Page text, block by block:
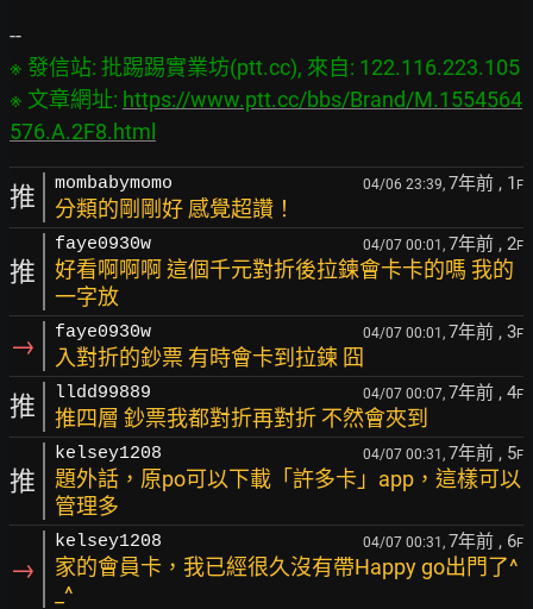
※ 發信站: 批踢踢實業坊(ptt.cc), 來自: 122.116.223.105
※ 文章網址: https://www.ptt.cc/bbs/Brand/M.1554564
576.A.2F8.html
推 mombabymomo 04/06 23:39, 7年前 , 1 F
分類的剛剛好 感覺超讚！
推
faye0930w 04/07 00:01, 7年前 , 2F
好看啊啊啊 這個千元對折後拉鍊會卡卡的嗎 我的
一字放
→ faye0930w 04/07 00:01, 7年前 , 3F
入對折的鈔票 有時會卡到拉鍊 囧
推 lldd99889 04/07 00:07, 7年前 , 4F
推四層 鈔票我都對折再對折 不然會夾到
推
kelsey1208 04/07 00:31, 7年前 , 5F
題外話，原po可以下載「許多卡」app，這樣可以
管理多
→
kelsey1208 04/07 00:31, 7年前 , 6F
家的會員卡，我已經很久沒有帶Happy go出門了^
_^